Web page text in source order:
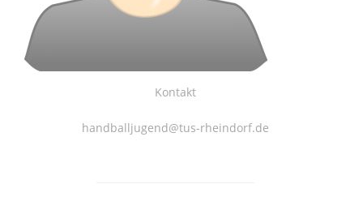
Kontakt
handballjugend@tus-rheindorf.de